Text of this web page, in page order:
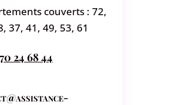
couverts : 72,
37, 41, 49, 53, 61
24 68 44